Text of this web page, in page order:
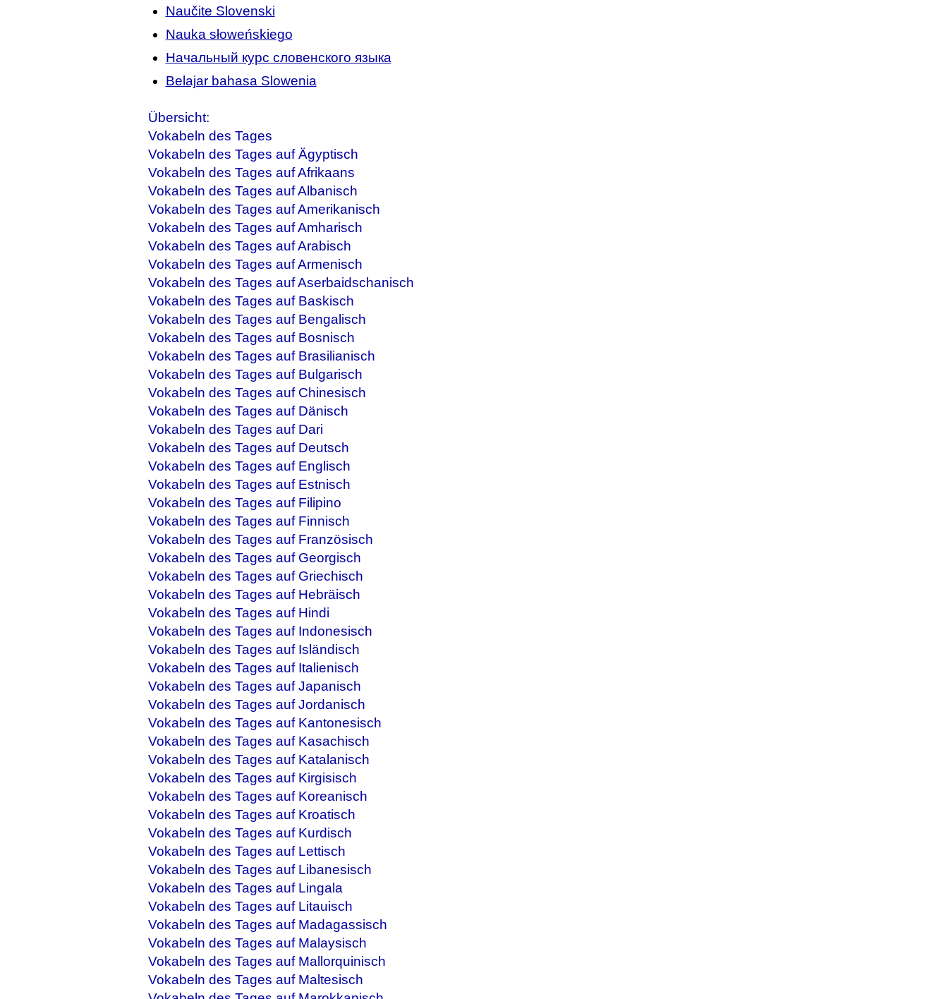
Naučite Slovenski
Nauka słoweńskiego
Начальный курс словенского языка
Belajar bahasa Slowenia
Übersicht:
Vokabeln des Tages
Vokabeln des Tages auf Ägyptisch
Vokabeln des Tages auf Afrikaans
Vokabeln des Tages auf Albanisch
Vokabeln des Tages auf Amerikanisch
Vokabeln des Tages auf Amharisch
Vokabeln des Tages auf Arabisch
Vokabeln des Tages auf Armenisch
Vokabeln des Tages auf Aserbaidschanisch
Vokabeln des Tages auf Baskisch
Vokabeln des Tages auf Bengalisch
Vokabeln des Tages auf Bosnisch
Vokabeln des Tages auf Brasilianisch
Vokabeln des Tages auf Bulgarisch
Vokabeln des Tages auf Chinesisch
Vokabeln des Tages auf Dänisch
Vokabeln des Tages auf Dari
Vokabeln des Tages auf Deutsch
Vokabeln des Tages auf Englisch
Vokabeln des Tages auf Estnisch
Vokabeln des Tages auf Filipino
Vokabeln des Tages auf Finnisch
Vokabeln des Tages auf Französisch
Vokabeln des Tages auf Georgisch
Vokabeln des Tages auf Griechisch
Vokabeln des Tages auf Hebräisch
Vokabeln des Tages auf Hindi
Vokabeln des Tages auf Indonesisch
Vokabeln des Tages auf Isländisch
Vokabeln des Tages auf Italienisch
Vokabeln des Tages auf Japanisch
Vokabeln des Tages auf Jordanisch
Vokabeln des Tages auf Kantonesisch
Vokabeln des Tages auf Kasachisch
Vokabeln des Tages auf Katalanisch
Vokabeln des Tages auf Kirgisisch
Vokabeln des Tages auf Koreanisch
Vokabeln des Tages auf Kroatisch
Vokabeln des Tages auf Kurdisch
Vokabeln des Tages auf Lettisch
Vokabeln des Tages auf Libanesisch
Vokabeln des Tages auf Lingala
Vokabeln des Tages auf Litauisch
Vokabeln des Tages auf Madagassisch
Vokabeln des Tages auf Malaysisch
Vokabeln des Tages auf Mallorquinisch
Vokabeln des Tages auf Maltesisch